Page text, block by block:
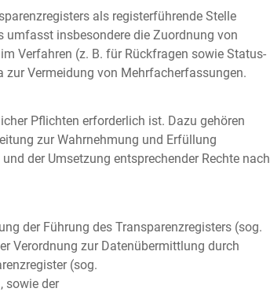
als registerführende Stelle
umfasst insbesondere die Zuordnung von
Verfahren (z. B. für Rückfragen sowie Status-
Vermeidung von Mehrfacherfassungen.
Pflichten erforderlich ist. Dazu gehören
zur Wahrnehmung und Erfüllung
der Umsetzung entsprechender Rechte nach
der Führung des Transparenzregisters (sog.
Verordnung zur Datenübermittlung durch
(sog.
sowie der